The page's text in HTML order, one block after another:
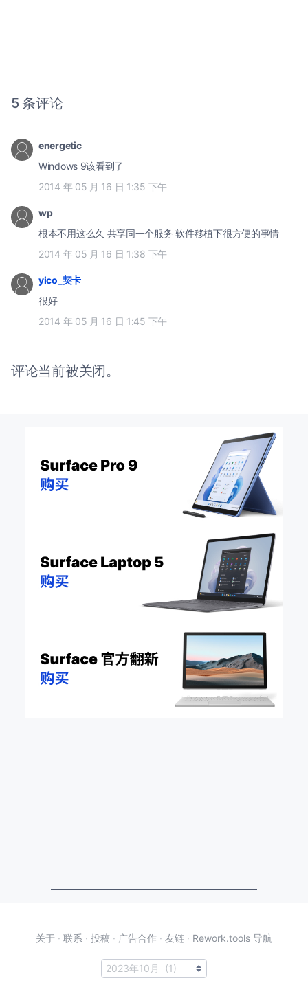
5 条评论
energetic
Windows 9该看到了
2014 年 05 月 16 日 1:35 下午
wp
根本不用这么久 共享同一个服务 软件移植下很方便的事情
2014 年 05 月 16 日 1:38 下午
yico_契卡
很好
2014 年 05 月 16 日 1:45 下午
评论当前被关闭。
关于 · 联系 · 投稿 · 广告合作 · 友链 · Rework.tools 导航